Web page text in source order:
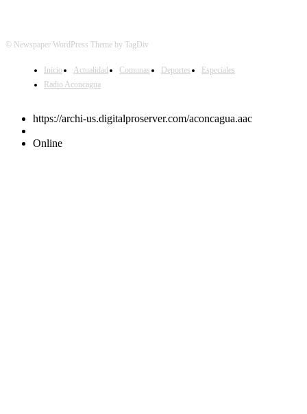
© Newspaper WordPress Theme by TagDiv
Inicio Actualidad Comunas Deportes
Especiales
Radio Aconcagua
https://archi-us.digitalproserver.com/aconcagua.aac
Online